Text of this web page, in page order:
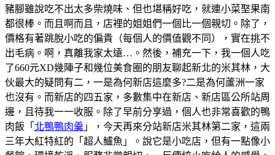
豬腳雖說吃不出太多柴燒味、但也堪稱好吃，就連小菜埾果南
都很棒。而且啊而且，店裡的姐姐們一個比一個親切。除了，
價格有著跳脫小吃的偏貴（每個人的價值觀不同），實在挑不
出毛病。啊，真離我家太遠…。然後，補充一下，我一個人吃
了660元XD幾陣子和幾位美食圈的朋友聊起新北的米其林，大
伙最大的疑問有二，一是為何新店這麼多?二是為何蘆洲一家
也沒有。而新店的四五家，多數集中在新店、新店區公所站周
邊，且待我一一收服。除了早前分享過，個人也非常喜歡的鴨
肉飯「 北鴨鴨肉羹 」，今天再來分站新店米其林第二家，這兩
三年大紅特紅的「超人鱸魚」。說它是小吃店，但有一點像小